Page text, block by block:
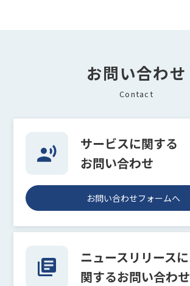
お問い合わせ
Contact
サービスに関する
お問い合わせ
お問い合わせフォームへ
ニュースリリースに
関するお問い合わせ